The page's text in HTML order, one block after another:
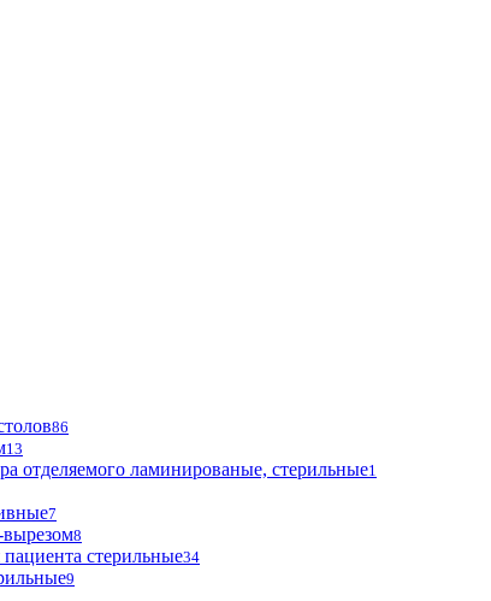
86
13
отделяемого ламинированые, стерильные1
7
8
стерильные34
9